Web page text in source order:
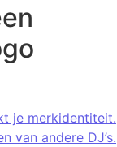
je merkidentiteit.
van andere DJ’s.